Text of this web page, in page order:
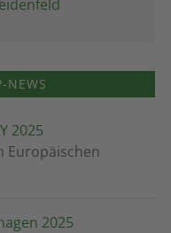
NEWS
2025
Europäischen
2025